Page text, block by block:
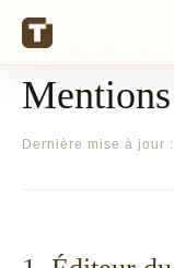
INFORMATIONS
Mentions
Dernière mise à jour